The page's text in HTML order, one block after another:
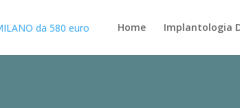
Home Implantologia